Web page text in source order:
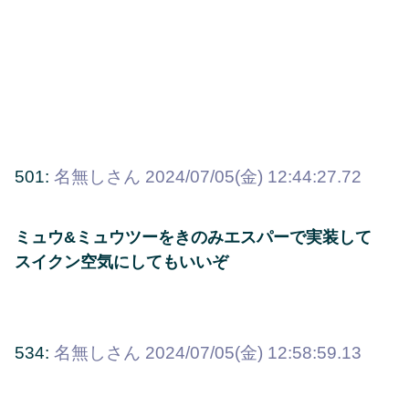
501: 名無しさん 2024/07/05(金) 12:44:27.72
ミュウ&ミュウツーをきのみエスパーで実装して
スイクン空気にしてもいいぞ
534: 名無しさん 2024/07/05(金) 12:58:59.13